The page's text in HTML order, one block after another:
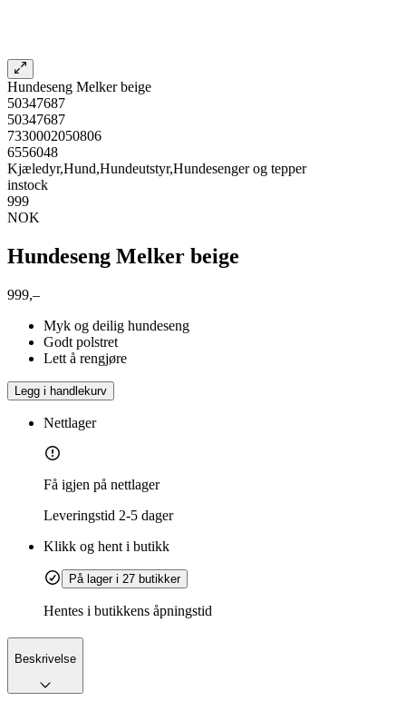
Hundeseng Melker beige
50347687
50347687
7330002050806
6556048
Kjæledyr,Hund,Hundeutstyr,Hundesenger og tepper
instock
999
NOK
Hundeseng Melker beige
999,–
Myk og deilig hundeseng
Godt polstret
Lett å rengjøre
Legg i handlekurv
Nettlager
Få igjen på nettlager
Leveringstid 2-5 dager
Klikk og hent i butikk
På lager i 27 butikker
Hentes i butikkens åpningstid
Beskrivelse